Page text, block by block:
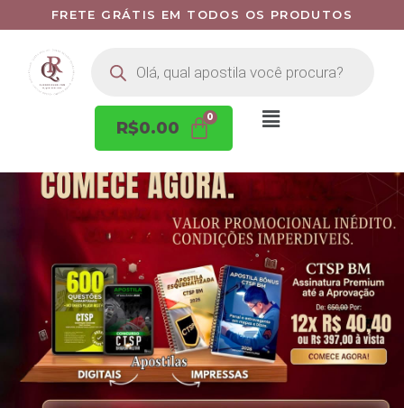
FRETE GRÁTIS EM TODOS OS PRODUTOS
R$0.00